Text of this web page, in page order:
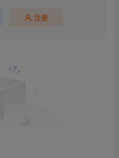
注册